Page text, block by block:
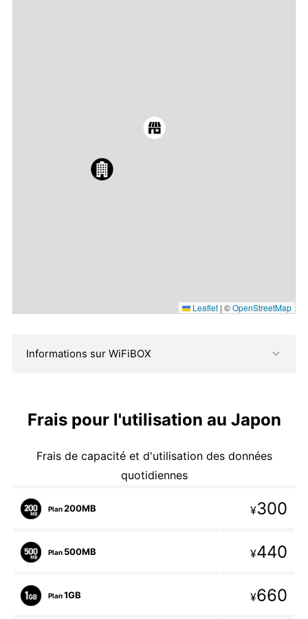
Leaflet | ©OpenStreetMap
Informations sur WiFiBOX
Frais pour l'utilisation au Japon
Frais de capacité et d'utilisation des données
quotidiennes
Plan200MB ¥300
Plan 500MB ¥440
Plan1GB ¥660